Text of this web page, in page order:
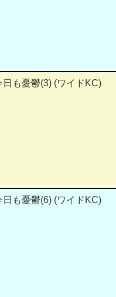
日も憂鬱(3) (ワイドKC)
日も憂鬱(6) (ワイドKC)